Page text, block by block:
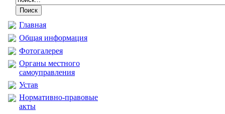
Главная
Общая информация
Фотогалерея
Органы местного
самоуправления
Устав
Нормативно-правовые
акты